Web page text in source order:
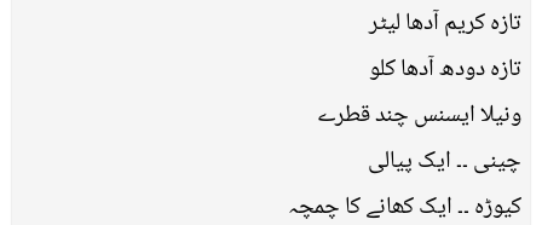
تازہ کریم آدھا لیٹر
تازہ دودھ آدھا کلو
ونیلا ایسنس چند قطرے
چینی ۔۔ ایک پیالی
کیوڑہ ۔۔ ایک کھانے کا چمچہ